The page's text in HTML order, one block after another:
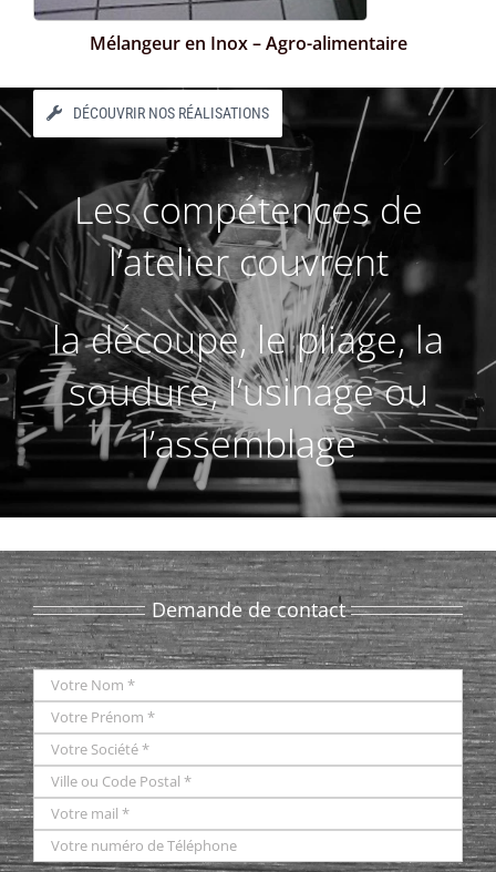
Mélangeur en Inox – Agro-alimentaire
DÉCOUVRIR NOS RÉALISATIONS
Les compétences de
l’atelier couvrent
la découpe, le pliage, la
soudure, l’usinage ou
l’assemblage
Demande de contact